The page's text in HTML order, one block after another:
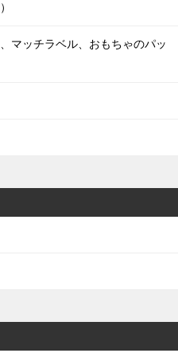
マッチラベル、おもちゃのパッ